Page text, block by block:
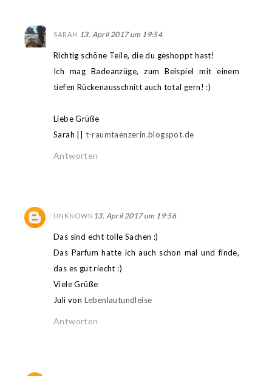
SARAH 13. April 2017 um 19:54
Richtig schöne Teile, die du geshoppt hast!
Ich mag Badeanzüge, zum Beispiel mit einem
tiefen Rückenausschnitt auch total gern! :)
Liebe Grüße
Sarah || t-raumtaenzerin.blogspot.de
Antworten
UNKNOWN 13. April 2017 um 19:56
Das sind echt tolle Sachen :)
Das Parfum hatte ich auch schon mal und finde,
das es gut riecht :)
Viele Grüße
Juli von Lebenlautundleise
Antworten